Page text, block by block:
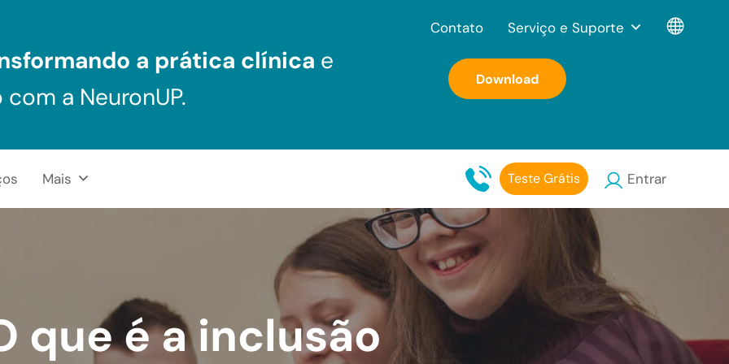
a prática clínica e
a NeuronUP.
Download
Mais Teste Grátis Entrar
Contato Serviço e Suporte
que é a inclusão